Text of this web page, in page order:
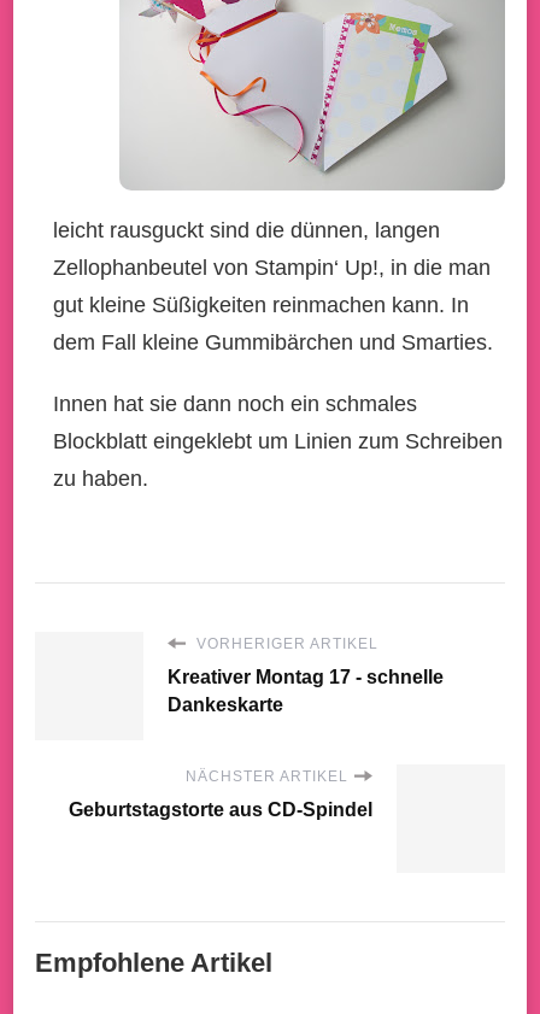
leicht rausguckt sind die dünnen, langen
Zellophanbeutel von Stampin‘ Up!, in die man
gut kleine Süßigkeiten reinmachen kann. In
dem Fall kleine Gummibärchen und Smarties.
Innen hat sie dann noch ein schmales
Blockblatt eingeklebt um Linien zum Schreiben
zu haben.
VORHERIGER ARTIKEL
Kreativer Montag 17 - schnelle
Dankeskarte
NÄCHSTER ARTIKEL
Geburtstagstorte aus CD-Spindel
Empfohlene Artikel